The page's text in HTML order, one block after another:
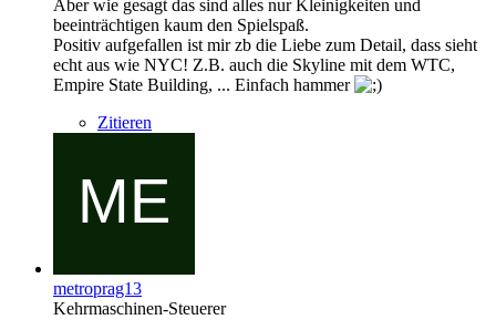
Aber wie gesagt das sind alles nur Kleinigkeiten und
beeinträchtigen kaum den Spielspaß.
Positiv aufgefallen ist mir zb die Liebe zum Detail, dass sieht
echt aus wie NYC! Z.B. auch die Skyline mit dem WTC,
Empire State Building, ... Einfach hammer
Zitieren
metroprag13
Kehrmaschinen-Steuerer